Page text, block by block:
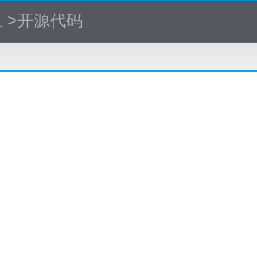
>开源代码